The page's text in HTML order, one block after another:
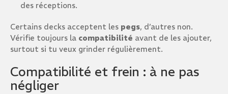
des réceptions.
Certains decks acceptent les pegs, d’autres non.
Vérifie toujours la compatibilité avant de les ajouter,
surtout si tu veux grinder régulièrement.
Compatibilité et frein : à ne pas
négliger